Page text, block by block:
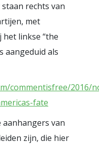
rechts van
met
het linkse “the
aangeduid als
commentisfree/2016/
fate
van
zijn, die hier